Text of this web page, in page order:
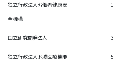
独立行政法人労働者健康安
全機構
1
国立研究開発法人 3
独立行政法人地域医療機能
5